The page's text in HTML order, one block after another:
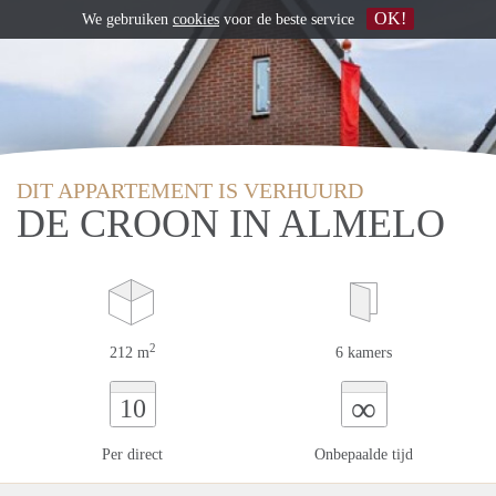
DIT APPARTEMENT IS VERHUURD
DE CROON IN ALMELO
212 m2 6 kamers
10
Per direct
∞
Onbepaalde tijd
We gebruiken cookies voor de beste service OK!